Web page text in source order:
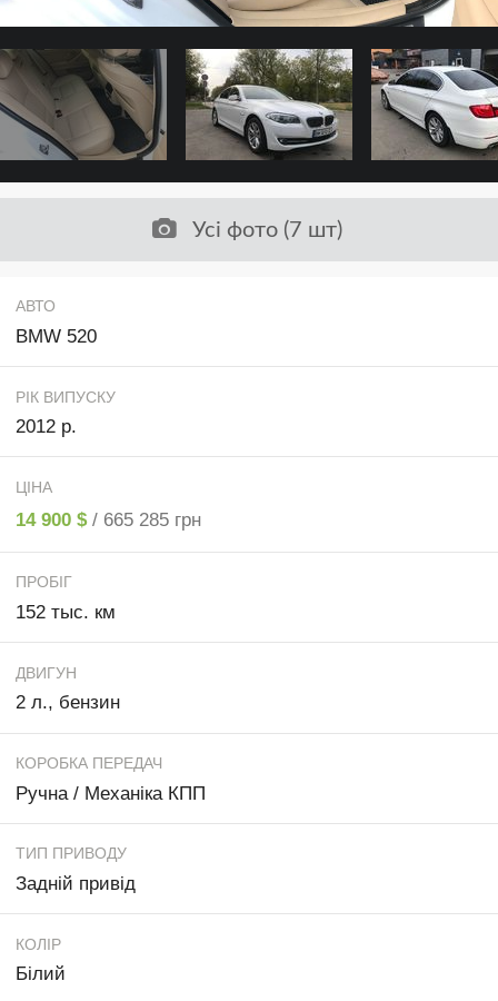
Усі фото (7 шт)
АВТО
BMW 520
РІК ВИПУСКУ
2012 р.
ЦІНА
14 900 $ / 665 285 грн
ПРОБІГ
152 тыс. км
ДВИГУН
2 л., бензин
КОРОБКА ПЕРЕДАЧ
Ручна / Механіка КПП
ТИП ПРИВОДУ
Задній привід
КОЛІР
Білий